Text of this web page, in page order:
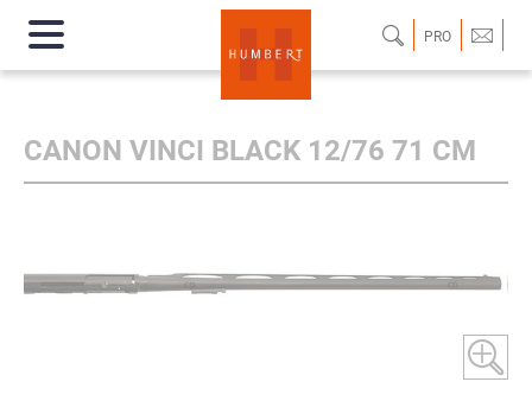
PRO
CANON VINCI BLACK 12/76 71 CM